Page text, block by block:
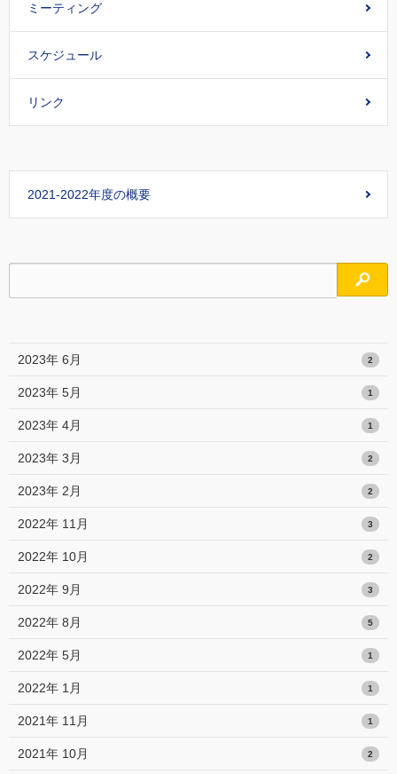
ミーティング
スケジュール
リンク
2021-2022年度の概要
検索
2023年 6月 2
2023年 5月 1
2023年 4月 1
2023年 3月 2
2023年 2月 2
2022年 11月 3
2022年 10月 2
2022年 9月 3
2022年 8月 5
2022年 5月 1
2022年 1月 1
2021年 11月 1
2021年 10月 2